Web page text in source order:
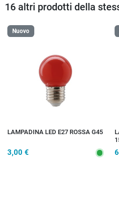
16 altri prodotti della
Nuovo
LAMPADINA LED E27 ROSSA G45
3,00 €